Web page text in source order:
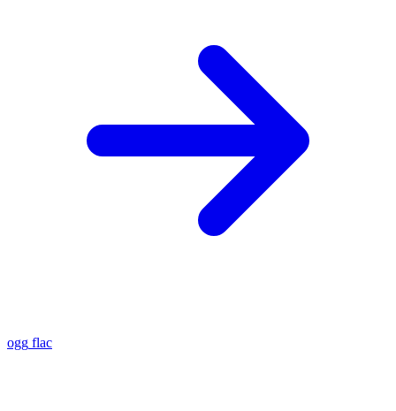
ogg flac